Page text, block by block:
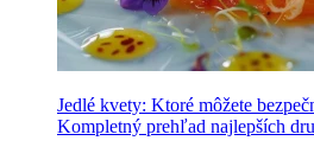
Jedlé kvety: Ktoré môžete
Kompletný prehľad najlepších